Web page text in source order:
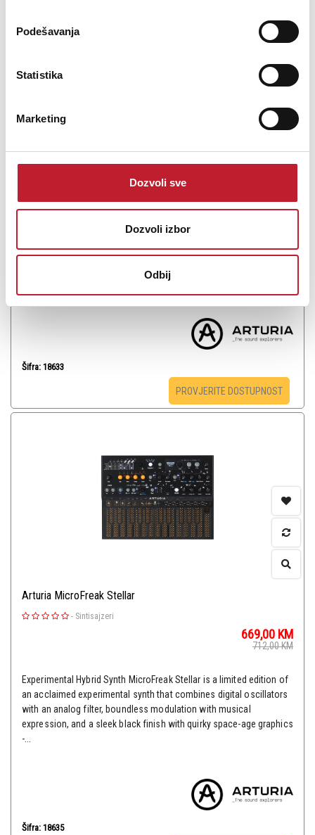
Podešavanja
Statistika
Marketing
Dozvoli sve
Dozvoli izbor
Odbij
and modern sounds. AstroLab is a 61-key stage keyboard
combining the power of synthesis, intuitive controls, and an
Šifra: 18633
PROVJERITE DOSTUPNOST
Arturia MicroFreak Stellar
- Sintisajzeri
669,00 KM
712,00KM
Experimental Hybrid Synth MicroFreak Stellar is a limited edition of
an acclaimed experimental synth that combines digital oscillators
with an analog filter, boundless modulation with musical
expression, and a sleek black finish with quirky space-age graphics
-...
Šifra: 18635